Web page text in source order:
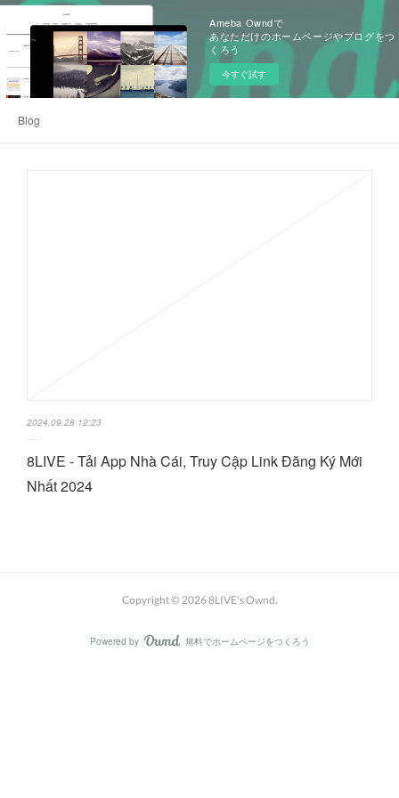
Ameba Owndで
あなただけのホームページやブログをつ
くろう
今すぐ試す
Blog
2024.09.28 12:23
8LIVE - Tải App Nhà Cái, Truy Cập Link Đăng Ký Mới
Nhất 2024
Copyright © 20268LIVE's Ownd.
Powered by AmebaOwnd
無料でホームページをつくろう